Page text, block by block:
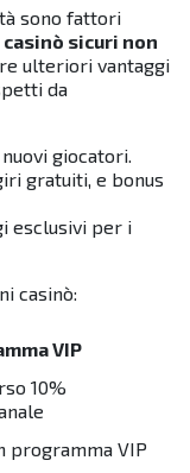
sono fattori
sicuri non
ulteriori vantaggi
da
giocatori.
gratuiti, e bonus
esclusivi per i
casinò:
VIP
10%
programma VIP